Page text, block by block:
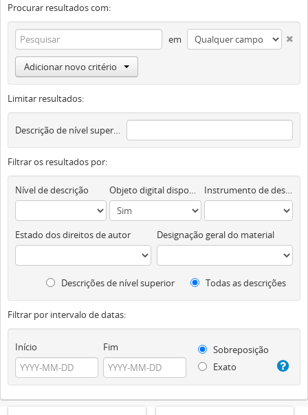
Procurar resultados com:
em
Adicionar novo critério
Limitar resultados:
Descrição de nível superior
Filtrar os resultados por:
Nível de descrição Objeto digital disponível Instrumento de descrição documental
Estado dos direitos de autor Designação geral do material
Descrições de nível superior Todas as descrições
Filtrar por intervalo de datas:
Início Fim
Sobreposição
Exato